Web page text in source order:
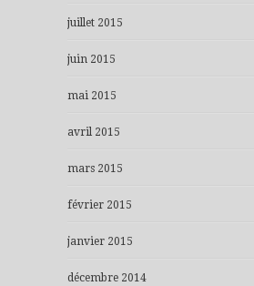
juillet 2015
juin 2015
mai 2015
avril 2015
mars 2015
février 2015
janvier 2015
décembre 2014